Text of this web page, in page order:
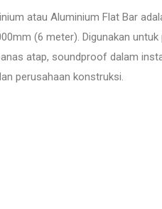
atau Aluminium Flat Bar
(6 meter). Digunakan
atap, soundproof dalam
perusahaan konstruksi.